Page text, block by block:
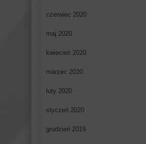
czerwiec 2020
maj 2020
kwiecień 2020
marzec 2020
luty 2020
styczeń 2020
grudzień 2019